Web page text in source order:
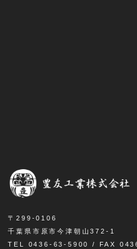
〒299-0106
千葉県市原市今津朝山372-1
TEL 0436-63-5900 / FAX